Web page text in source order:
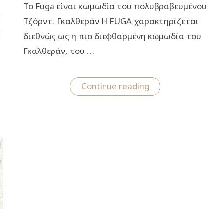
Το Fuga είναι κωμωδία του πολυβραβευμένου
Τζόρντι Γκαλθεράν Η FUGA χαρακτηρίζεται
διεθνώς ως η πιο διεφθαρμένη κωμωδία του
Γκαλθεράν, του …
Continue reading“Fuga:
Το